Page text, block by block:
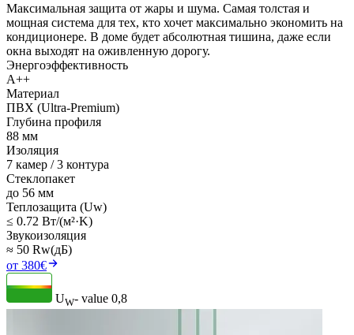
Максимальная защита от жары и шума. Самая толстая и
мощная система для тех, кто хочет максимально экономить на
кондиционере. В доме будет абсолютная тишина, даже если
окна выходят на оживленную дорогу.
Энергоэффективность
A++
Материал
ПВХ (Ultra-Premium)
Глубина профиля
88 мм
Изоляция
7 камер / 3 контура
Стеклопакет
до 56 мм
Теплозащита (Uw)
≤ 0.72 Вт/(м²·K)
Звукоизоляция
≈ 50 Rw(дБ)
от 380€
UW- value 0,8